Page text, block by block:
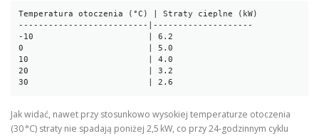
Temperatura otoczenia (°C) | Straty cieplne (kW)
--------------------------|--------------------
-10                       | 6.2
0                         | 5.0
10                        | 4.0
20                        | 3.2
Jak widać, nawet przy stosunkowo wysokiej temperaturze otoczenia
(30 °C) straty nie spadają poniżej 2,5 kW, co przy 24‑godzinnym cyklu